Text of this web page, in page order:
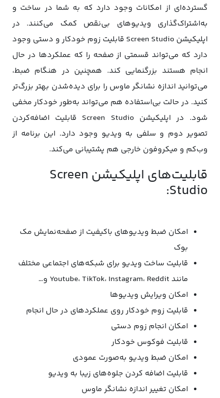
گسترده‌ای از امکانات وجود دارد که به شما در ساخت و
به‌اشتراک‌گذاری ویدیوهای بی‌نقص کمک می‌کنند. در
اپلیکیشن Screen Studio قابلیت زوم خودکار و دستی وجود
دارد که می‌تواند قسمتی از صفحه را که عملکردها در حال
انجام هستند بزرگنمایی کند. همچنین در هنگام ضبط،
می‌توانید اندازه نشانگر ماوس را برای دیده‌شدن بهتر بزرگ‌تر
کنید. در حالت بی‌استفاده هم می‌تواند به‌طور خودکار مخفی
شود. در اپلیکیشن Screen Studio قابلیت اضافه‌کردن
تصویر دوم و سلفی به ویدیو وجود دارد. این برنامه از
وب‌کم و میکروفون‌ خارجی هم پشتیبانی می‌کند.
قابلیت‌های اپلیکیشن Screen
Studio:
امکان ضبط ویدیوهای باکیفیت از صفحه‌نمایش مک
بوک
قابلیت ساخت ویدیو برای شبکه‌های اجتماعی مختلف
مانند Youtube، TikTok، Instagram، Reddit و…
امکان ویرایش ویدیوها
قابلیت زوم خودکار روی عملکردهای در حال انجام
امکان انجام زوم دستی
قابلیت فوکوس خودکار
امکان ضبط ویدیو به‌صورت عمودی
قابلیت اضافه کردن جلوه‌های زیبا به ویدیو
امکان تغییر اندازه نشانگر ماوس